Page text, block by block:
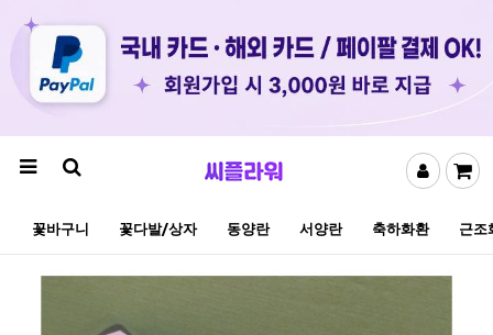
꽃바구니 꽃다발/상자 동양란 서양란 축하화환 근조